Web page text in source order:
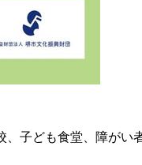
子ども食堂、障が